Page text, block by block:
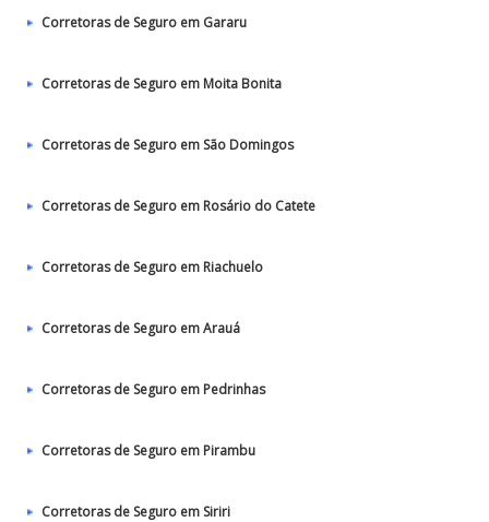
Corretoras de Seguro em Gararu
Corretoras de Seguro em Moita Bonita
Corretoras de Seguro em São Domingos
Corretoras de Seguro em Rosário do Catete
Corretoras de Seguro em Riachuelo
Corretoras de Seguro em Arauá
Corretoras de Seguro em Pedrinhas
Corretoras de Seguro em Pirambu
Corretoras de Seguro em Siriri